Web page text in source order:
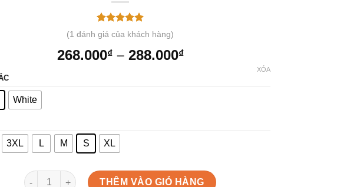
5.00trên 5
dựa trên
1
đánh giá
(1 đánh giá của khách hàng)
268.000₫– 288.000₫
White
3XL L M S XL
XÓA
Áo thun ghét tôi không làm bạn đẹp hơn-back số lượng
THÊM VÀO GIỎ HÀNG